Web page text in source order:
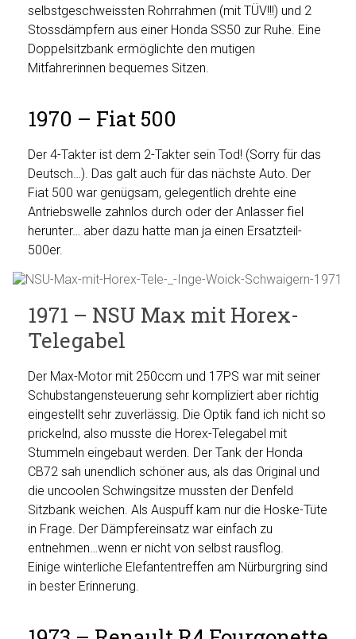
selbstgeschweissten Rohrrahmen (mit TÜV!!!) und 2
Stossdämpfern aus einer Honda SS50 zur Ruhe. Eine
Doppelsitzbank ermöglichte den mutigen
Mitfahrerinnen bequemes Sitzen.
1970 – Fiat 500
Der 4-Takter ist dem 2-Takter sein Tod! (Sorry für das
Deutsch…). Das galt auch für das nächste Auto. Der
Fiat 500 war genügsam, gelegentlich drehte eine
Antriebswelle zahnlos durch oder der Anlasser fiel
herunter… aber dazu hatte man ja einen Ersatzteil-
500er.
1971 – NSU Max mit Horex-
Telegabel
Der Max-Motor mit 250ccm und 17PS war mit seiner
Schubstangensteuerung sehr kompliziert aber richtig
eingestellt sehr zuverlässig. Die Optik fand ich nicht so
prickelnd, also musste die Horex-Telegabel mit
Stummeln eingebaut werden. Der Tank der Honda
CB72 sah unendlich schöner aus, als das Original und
die uncoolen Schwingsitze mussten der Denfeld
Sitzbank weichen. Als Auspuff kam nur die Hoske-Tüte
in Frage. Der Dämpfereinsatz war einfach zu
entnehmen…wenn er nicht von selbst rausflog.
Einige winterliche Elefantentreffen am Nürburgring sind
in bester Erinnerung.